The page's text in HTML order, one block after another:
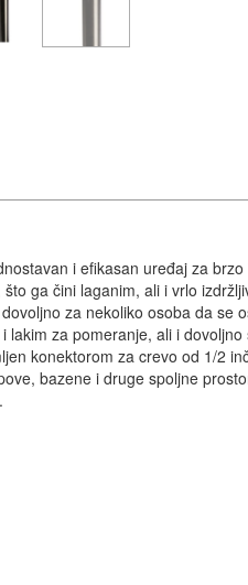
i efikasan uređaj za
ga čini laganim, ali i vrlo
za nekoliko osoba da se
za pomeranje, ali i
konektorom za crevo od 1/2
bazene i druge spoljne